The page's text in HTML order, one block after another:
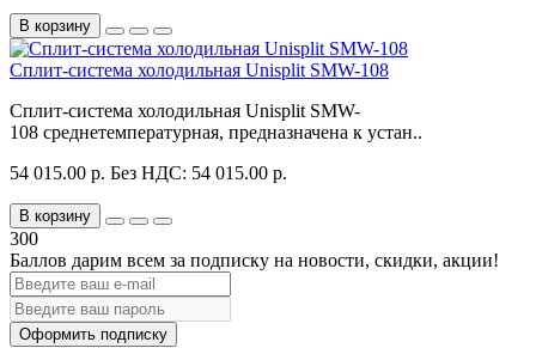
В корзину
Сплит-система холодильная Unisplit SMW-108
Сплит-система холодильная Unisplit SMW-
108 среднетемпературная, предназначена к устан..
54 015.00 р. Без НДС: 54 015.00 р.
В корзину
300
Баллов дарим всем за подписку на новости, скидки, акции!
Оформить подписку